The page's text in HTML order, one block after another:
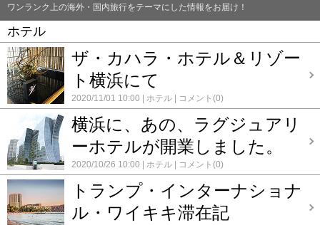
ワンランク上の海外・国内旅行をテーマにした情報をお届け！
ホテル
ザ・カハラ・ホテル＆リゾー
ト横浜にて
2020/11/01 10:00 ホテル コメント(0)
横浜に、あの、ラグジュアリ
ーホテルが開業しました。
2020/10/26 10:00 ホテル コメント(0)
トランプ・インターナショナ
ル・ワイキキ滞在記